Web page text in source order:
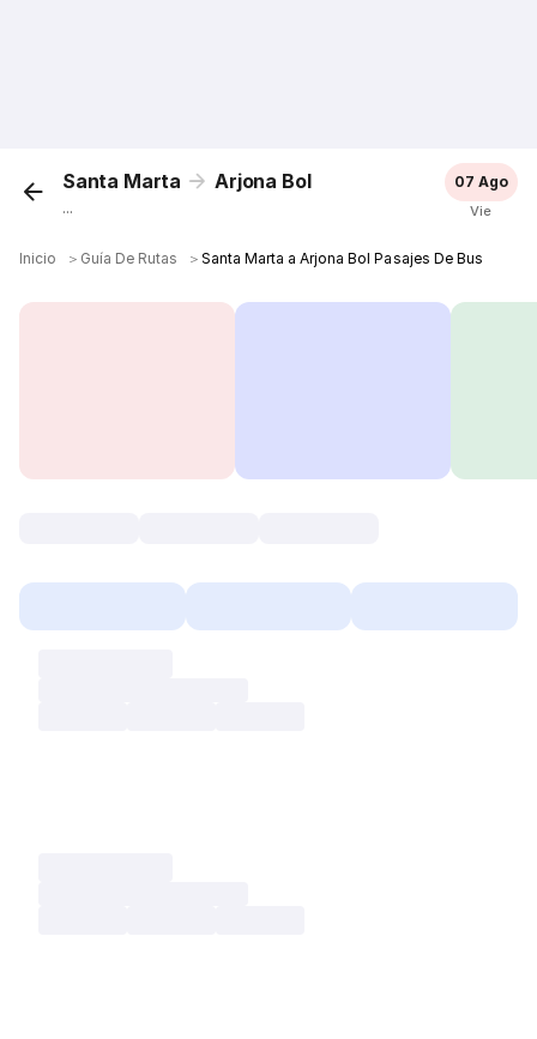
Santa Marta Arjona Bol
...
07 Ago
Vie
Inicio ＞ Guía De Rutas ＞ Santa Marta a Arjona Bol Pasajes De Bus